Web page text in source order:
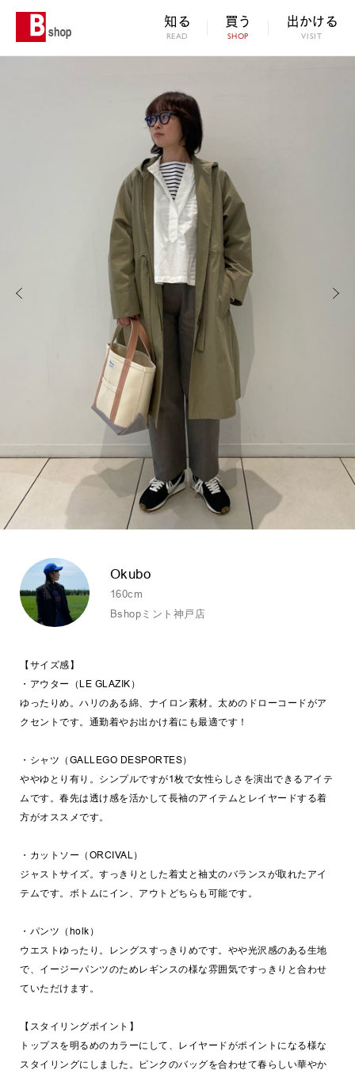
知る
READ
買う
SHOP
出かける
VISIT
Okubo
160cm
Bshopミント神戸店
【サイズ感】
・アウター（LE GLAZIK）
ゆったりめ。ハリのある綿、ナイロン素材。太めのドローコードがア
クセントです。通勤着やお出かけ着にも最適です！
・シャツ（GALLEGO DESPORTES）
ややゆとり有り。シンプルですが1枚で女性らしさを演出できるアイテ
ムです。春先は透け感を活かして長袖のアイテムとレイヤードする着
方がオススメです。
・カットソー（ORCIVAL）
ジャストサイズ。すっきりとした着丈と袖丈のバランスが取れたアイ
テムです。ボトムにイン、アウトどちらも可能です。
・パンツ（holk）
ウエストゆったり。レングスすっきりめです。やや光沢感のある生地
で、イージーパンツのためレギンスの様な雰囲気ですっきりと合わせ
ていただけます。
【スタイリングポイント】
トップスを明るめのカラーにして、レイヤードがポイントになる様な
スタイリングにしました。ピンクのバッグを合わせて春らしい華やか